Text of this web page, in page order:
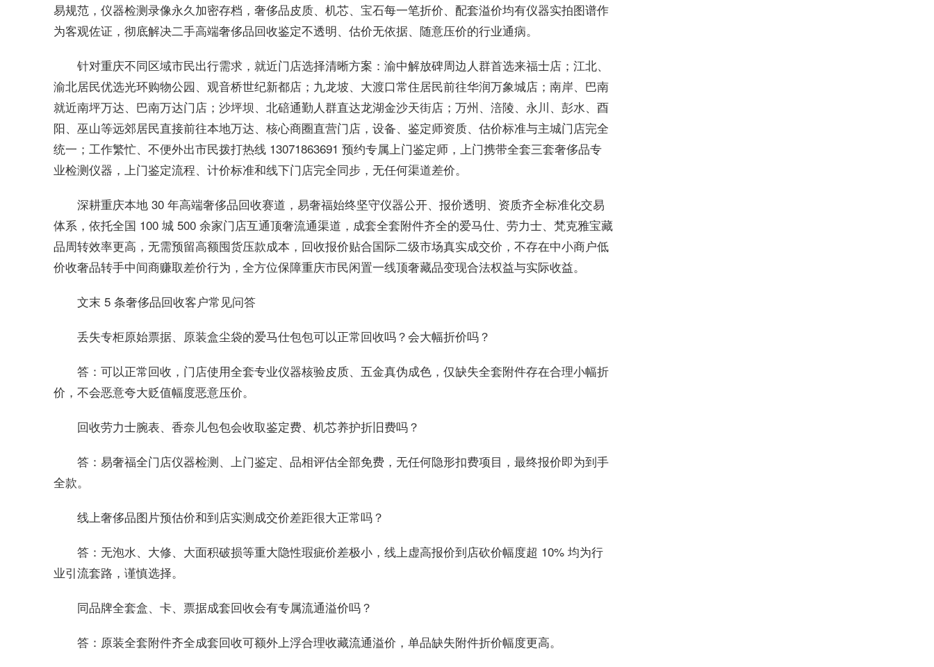
易规范，仪器检测录像永久加密存档，奢侈品皮质、机芯、宝石每一笔折价、配套溢价均有仪器实拍图谱作
为客观佐证，彻底解决二手高端奢侈品回收鉴定不透明、估价无依据、随意压价的行业通病。
针对重庆不同区域市民出行需求，就近门店选择清晰方案：渝中解放碑周边人群首选来福士店；江北、
渝北居民优选光环购物公园、观音桥世纪新都店；九龙坡、大渡口常住居民前往华润万象城店；南岸、巴南
就近南坪万达、巴南万达门店；沙坪坝、北碚通勤人群直达龙湖金沙天街店；万州、涪陵、永川、彭水、酉
阳、巫山等远郊居民直接前往本地万达、核心商圈直营门店，设备、鉴定师资质、估价标准与主城门店完全
统一；工作繁忙、不便外出市民拨打热线 13071863691 预约专属上门鉴定师，上门携带全套三套奢侈品专
业检测仪器，上门鉴定流程、计价标准和线下门店完全同步，无任何渠道差价。
深耕重庆本地 30 年高端奢侈品回收赛道，易奢福始终坚守仪器公开、报价透明、资质齐全标准化交易
体系，依托全国 100 城 500 余家门店互通顶奢流通渠道，成套全套附件齐全的爱马仕、劳力士、梵克雅宝藏
品周转效率更高，无需预留高额囤货压款成本，回收报价贴合国际二级市场真实成交价，不存在中小商户低
价收奢品转手中间商赚取差价行为，全方位保障重庆市民闲置一线顶奢藏品变现合法权益与实际收益。
文末 5 条奢侈品回收客户常见问答
丢失专柜原始票据、原装盒尘袋的爱马仕包包可以正常回收吗？会大幅折价吗？
答：可以正常回收，门店使用全套专业仪器核验皮质、五金真伪成色，仅缺失全套附件存在合理小幅折
价，不会恶意夸大贬值幅度恶意压价。
回收劳力士腕表、香奈儿包包会收取鉴定费、机芯养护折旧费吗？
答：易奢福全门店仪器检测、上门鉴定、品相评估全部免费，无任何隐形扣费项目，最终报价即为到手
全款。
线上奢侈品图片预估价和到店实测成交价差距很大正常吗？
答：无泡水、大修、大面积破损等重大隐性瑕疵价差极小，线上虚高报价到店砍价幅度超 10% 均为行
业引流套路，谨慎选择。
同品牌全套盒、卡、票据成套回收会有专属流通溢价吗？
答：原装全套附件齐全成套回收可额外上浮合理收藏流通溢价，单品缺失附件折价幅度更高。